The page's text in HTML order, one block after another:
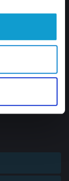
Tronto (AP)